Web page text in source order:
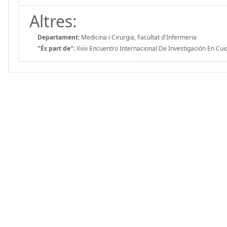
Altres:
Departament: Medicina i Cirurgia, Facultat d'Infermeria
"És part de":Xviii Encuentro Internacional De Investigación En